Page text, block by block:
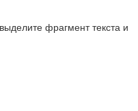
фрагмент текста и